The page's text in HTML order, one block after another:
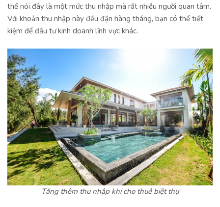
thể nói đây là một mức thu nhập mà rất nhiều người quan tâm.
Với khoản thu nhập này đều đặn hàng tháng, bạn có thể tiết
kiệm để đầu tư kinh doanh lĩnh vực khác.
Tăng thêm thu nhập khi cho thuê biệt thự